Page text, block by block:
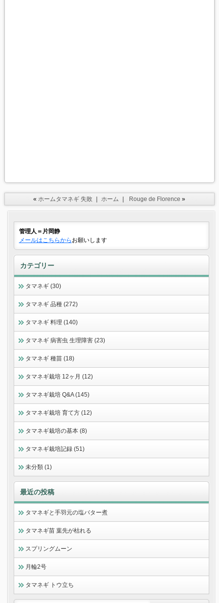
« ホームタマネギ 失敗 ｜ ホーム ｜ Rouge de Florence »
管理人＝片岡静
メールはこちらから お願いします
カテゴリー
タマネギ (30)
タマネギ 品種 (272)
タマネギ 料理 (140)
タマネギ 病害虫 生理障害 (23)
タマネギ 種苗 (18)
タマネギ栽培 12ヶ月 (12)
タマネギ栽培 Q&A (145)
タマネギ栽培 育て方 (12)
タマネギ栽培の基本 (8)
タマネギ栽培記録 (51)
未分類 (1)
最近の投稿
タマネギと手羽元の塩バター煮
タマネギ苗 葉先が枯れる
スプリングムーン
月輪2号
タマネギ トウ立ち